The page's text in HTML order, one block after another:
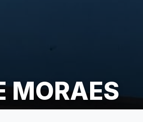
MORAES